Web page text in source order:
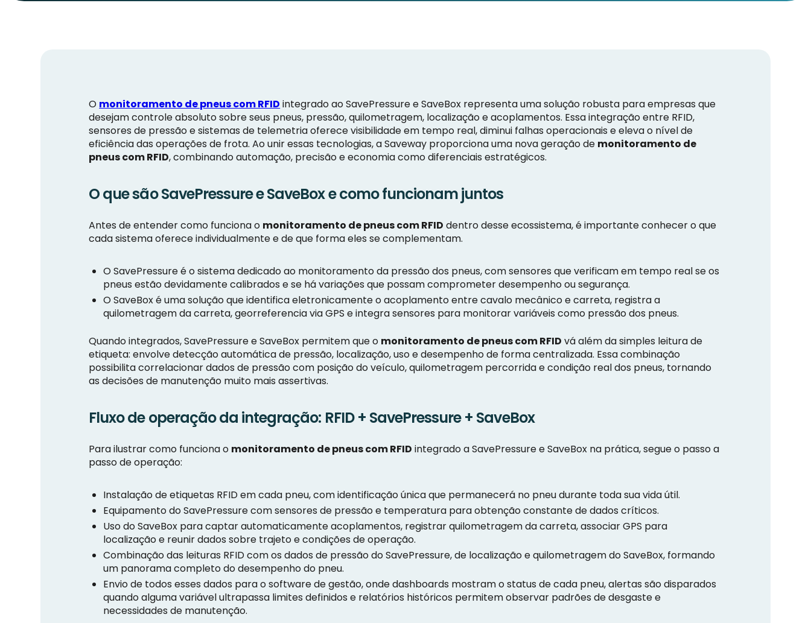
O monitoramento de pneus com RFID integrado ao SavePressure e SaveBox representa uma solução robusta para empresas que
desejam controle absoluto sobre seus pneus, pressão, quilometragem, localização e acoplamentos. Essa integração entre RFID,
sensores de pressão e sistemas de telemetria oferece visibilidade em tempo real, diminui falhas operacionais e eleva o nível de
eficiência das operações de frota. Ao unir essas tecnologias, a Saveway proporciona uma nova geração de monitoramento de
pneus com RFID, combinando automação, precisão e economia como diferenciais estratégicos.
O que são SavePressure e SaveBox e como funcionam juntos
Antes de entender como funciona o monitoramento de pneus com RFID dentro desse ecossistema, é importante conhecer o que
cada sistema oferece individualmente e de que forma eles se complementam.
O SavePressure é o sistema dedicado ao monitoramento da pressão dos pneus, com sensores que verificam em tempo real se os
pneus estão devidamente calibrados e se há variações que possam comprometer desempenho ou segurança.
O SaveBox é uma solução que identifica eletronicamente o acoplamento entre cavalo mecânico e carreta, registra a
quilometragem da carreta, georreferencia via GPS e integra sensores para monitorar variáveis como pressão dos pneus.
Quando integrados, SavePressure e SaveBox permitem que o monitoramento de pneus com RFID vá além da simples leitura de
etiqueta: envolve detecção automática de pressão, localização, uso e desempenho de forma centralizada. Essa combinação
possibilita correlacionar dados de pressão com posição do veículo, quilometragem percorrida e condição real dos pneus, tornando
as decisões de manutenção muito mais assertivas.
Fluxo de operação da integração: RFID + SavePressure + SaveBox
Para ilustrar como funciona o monitoramento de pneus com RFID integrado a SavePressure e SaveBox na prática, segue o passo a
passo de operação:
Instalação de etiquetas RFID em cada pneu, com identificação única que permanecerá no pneu durante toda sua vida útil.
Equipamento do SavePressure com sensores de pressão e temperatura para obtenção constante de dados críticos.
Uso do SaveBox para captar automaticamente acoplamentos, registrar quilometragem da carreta, associar GPS para
localização e reunir dados sobre trajeto e condições de operação.
Combinação das leituras RFID com os dados de pressão do SavePressure, de localização e quilometragem do SaveBox, formando
um panorama completo do desempenho do pneu.
Envio de todos esses dados para o software de gestão, onde dashboards mostram o status de cada pneu, alertas são disparados
quando alguma variável ultrapassa limites definidos e relatórios históricos permitem observar padrões de desgaste e
necessidades de manutenção.